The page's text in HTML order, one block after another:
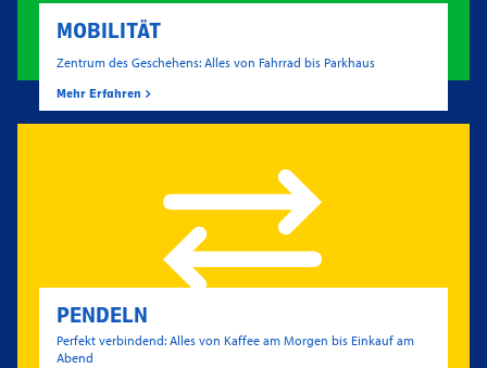
MOBILITÄT
Zentrum des Geschehens: Alles von Fahrrad bis Parkhaus
Mehr Erfahren
PENDELN
Perfekt verbindend: Alles von Kaffee am Morgen bis Einkauf am
Abend